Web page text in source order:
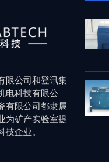
限公司和登讯集
电科技有限公
有限公司都隶属
为矿产实验室提
企业。